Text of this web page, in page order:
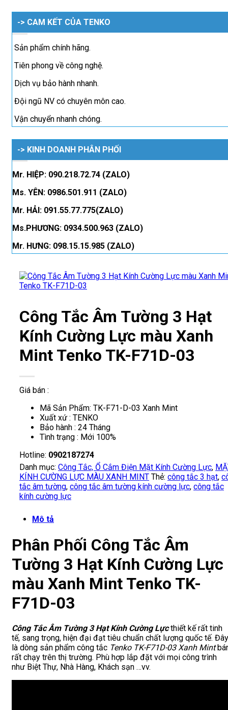
-> CAM KẾT CỦA TENKO
Sản phẩm chính hãng.
Tiên phong về công nghệ.
Dịch vụ bảo hành nhanh.
Đội ngũ NV có chuyên môn cao.
Vận chuyển nhanh chóng.
-> KINH DOANH PHÂN PHỐI
Mr. HIỆP: 090.218.72.74 (ZALO)
Ms. YÊN: 0986.501.911 (ZALO)
Mr. HẢI: 091.55.77.775(ZALO)
Ms.PHƯƠNG: 0934.500.963 (ZALO)
Mr. HƯNG: 098.15.15.985 (ZALO)
Công Tắc Âm Tường 3 Hạt
Kính Cường Lực màu Xanh
Mint Tenko TK-F71D-03
Giá bán :
Mã Sản Phẩm: TK-F71-D-03 Xanh Mint
Xuất xứ : TENKO
Bảo hành : 24 Tháng
Tình trạng : Mới 100%
Hotline: 0902187274
Danh mục: Công Tắc, Ổ Cắm Điện Mặt Kính Cường Lực,
KÍNH CƯỜNG LỰC MÀU XANH MINT Thẻ: công tắc 3 hạt,
tắc âm tường, công tắc âm tường kính cường lực, công tắc
kính cường lực
Mô tả
Phân Phối Công Tắc Âm
Tường 3 Hạt Kính Cường Lực
màu Xanh Mint Tenko TK-
F71D-03
Công Tắc Âm Tường 3 Hạt Kính Cường Lựcthiết kế rất tinh
tế, sang trọng, hiện đại đạt tiêu chuẩn chất lượng quốc tế. Đây
là dòng sản phẩm công tắc Tenko TK-F71D-03 Xanh Mint
rất chạy trên thị trường. Phù hợp lắp đặt với mọi công trình
như Biệt Thự, Nhà Hàng, Khách sạn …vv.